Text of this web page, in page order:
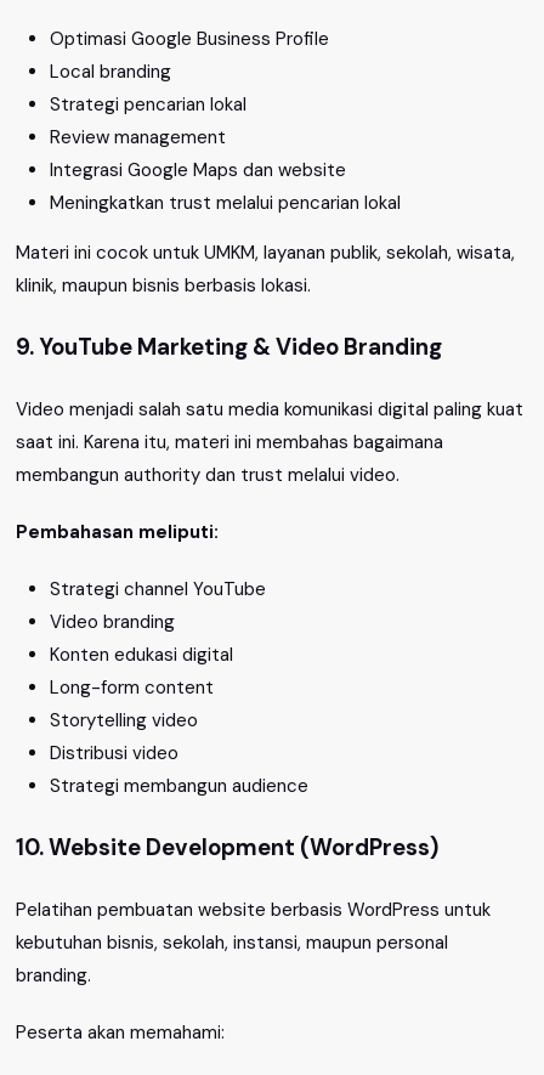
Optimasi Google Business Profile
Local branding
Strategi pencarian lokal
Review management
Integrasi Google Maps dan website
Meningkatkan trust melalui pencarian lokal
Materi ini cocok untuk UMKM, layanan publik, sekolah, wisata,
klinik, maupun bisnis berbasis lokasi.
9. YouTube Marketing & Video Branding
Video menjadi salah satu media komunikasi digital paling kuat
saat ini. Karena itu, materi ini membahas bagaimana
membangun authority dan trust melalui video.
Pembahasan meliputi:
Strategi channel YouTube
Video branding
Konten edukasi digital
Long-form content
Storytelling video
Distribusi video
Strategi membangun audience
10. Website Development (WordPress)
Pelatihan pembuatan website berbasis WordPress untuk
kebutuhan bisnis, sekolah, instansi, maupun personal
branding.
Peserta akan memahami: